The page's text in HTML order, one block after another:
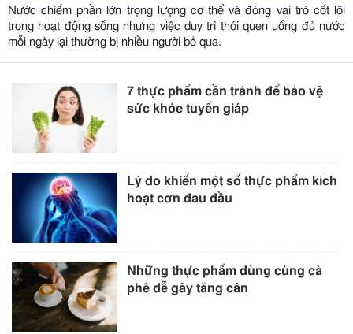
Nước chiếm phần lớn trọng lượng cơ thể và đóng vai trò cốt lõi
trong hoạt động sống nhưng việc duy trì thói quen uống đủ nước
mỗi ngày lại thường bị nhiều người bỏ qua.
7 thực phẩm cần tránh để bảo vệ
sức khỏe tuyến giáp
Lý do khiến một số thực phẩm kích
hoạt cơn đau đầu
Những thực phẩm dùng cùng cà
phê dễ gây tăng cân